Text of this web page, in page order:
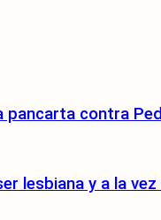
pancarta contra
lesbiana y a la